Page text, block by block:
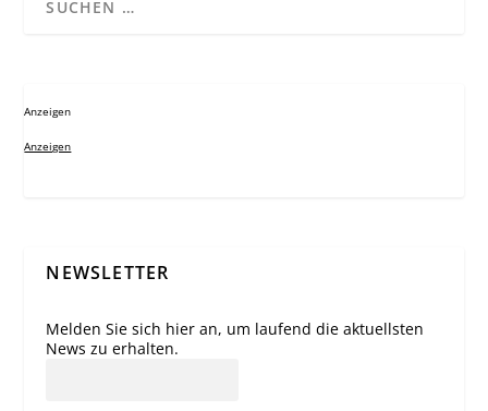
Anzeigen
Anzeigen
NEWSLETTER
Melden Sie sich hier an, um laufend die aktuellsten
News zu erhalten.